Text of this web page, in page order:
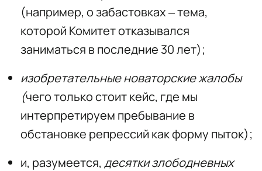
(например, о забастовках – тема,
которой Комитет отказывался
заниматься в последние 30 лет);
изобретательные новаторские жалобы
(чего только стоит кейс, где мы
интерпретируем пребывание в
обстановке репрессий как форму пыток);
и, разумеется, десятки злободневных